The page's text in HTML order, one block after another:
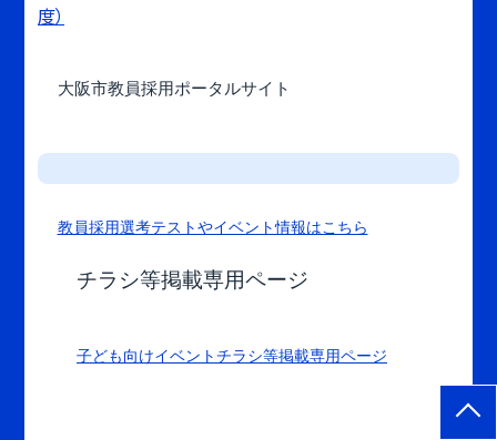
度）
大阪市教員採用ポータルサイト
教員採用選考テストやイベント情報はこちら
チラシ等掲載専用ページ
子ども向けイベントチラシ等掲載専用ページ